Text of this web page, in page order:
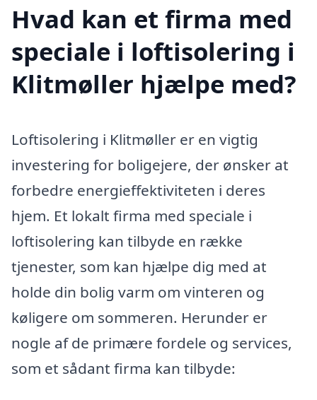
Hvad kan et firma med
speciale i loftisolering i
Klitmøller hjælpe med?
Loftisolering i Klitmøller er en vigtig
investering for boligejere, der ønsker at
forbedre energieffektiviteten i deres
hjem. Et lokalt firma med speciale i
loftisolering kan tilbyde en række
tjenester, som kan hjælpe dig med at
holde din bolig varm om vinteren og
køligere om sommeren. Herunder er
nogle af de primære fordele og services,
som et sådant firma kan tilbyde: